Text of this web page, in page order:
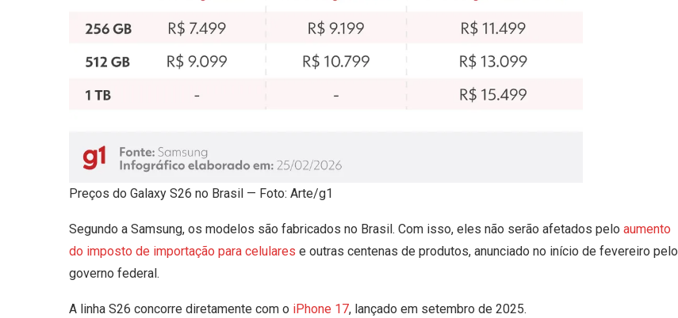
Preços do Galaxy S26 no Brasil — Foto: Arte/g1
Segundo a Samsung, os modelos são fabricados no Brasil . Com isso, eles não serão afetados pelo aumento
do imposto de importação para celulares e outras centenas de produtos, anunciado no início de fevereiro pelo
governo federal.
A linha S26 concorre diretamente com o iPhone 17, lançado em setembro de 2025.